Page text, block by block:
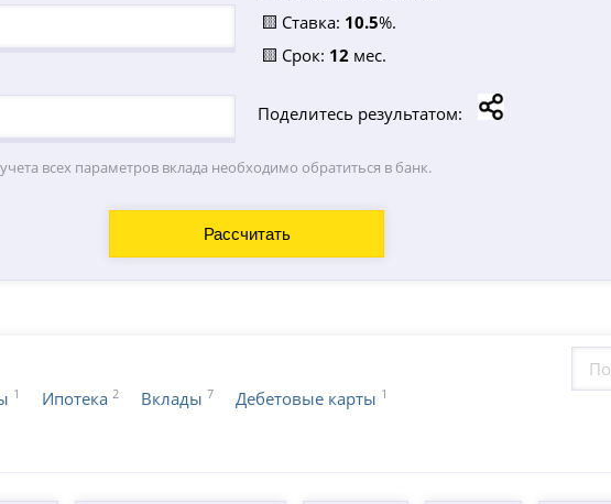
🟨 Ставка: 10.5%.
🟨 Срок: 12 мес.
Поделитесь результатом:
всех параметров вклада необходимо обратиться в банк.
1 Ипотека 2 Вклады 7 Дебетовые карты 1